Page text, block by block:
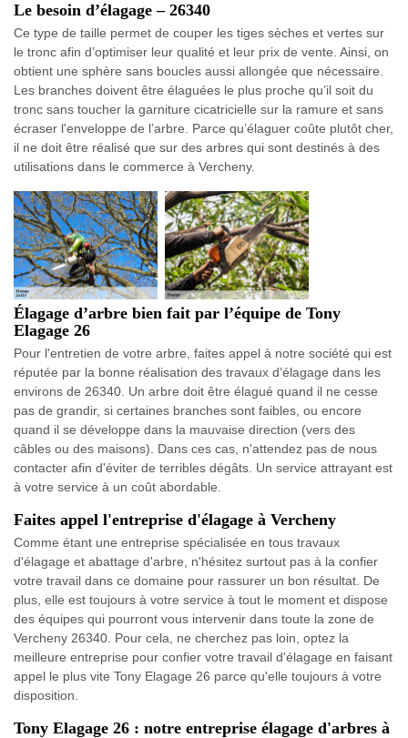
Le besoin d’élagage – 26340
Ce type de taille permet de couper les tiges sèches et vertes sur
le tronc afin d’optimiser leur qualité et leur prix de vente. Ainsi, on
obtient une sphère sans boucles aussi allongée que nécessaire.
Les branches doivent être élaguées le plus proche qu’il soit du
tronc sans toucher la garniture cicatricielle sur la ramure et sans
écraser l'enveloppe de l’arbre. Parce qu’élaguer coûte plutôt cher,
il ne doit être réalisé que sur des arbres qui sont destinés à des
utilisations dans le commerce à Vercheny.
Élagage d’arbre bien fait par l’équipe de Tony
Elagage 26
Pour l'entretien de votre arbre, faites appel à notre société qui est
réputée par la bonne réalisation des travaux d’élagage dans les
environs de 26340. Un arbre doit être élagué quand il ne cesse
pas de grandir, si certaines branches sont faibles, ou encore
quand il se développe dans la mauvaise direction (vers des
câbles ou des maisons). Dans ces cas, n'attendez pas de nous
contacter afin d'éviter de terribles dégâts. Un service attrayant est
à votre service à un coût abordable.
Faites appel l'entreprise d'élagage à Vercheny
Comme étant une entreprise spécialisée en tous travaux
d'élagage et abattage d'arbre, n'hésitez surtout pas à la confier
votre travail dans ce domaine pour rassurer un bon résultat. De
plus, elle est toujours à votre service à tout le moment et dispose
des équipes qui pourront vous intervenir dans toute la zone de
Vercheny 26340. Pour cela, ne cherchez pas loin, optez la
meilleure entreprise pour confier votre travail d'élagage en faisant
appel le plus vite Tony Elagage 26 parce qu'elle toujours à votre
disposition.
Tony Elagage 26 : notre entreprise élagage d'arbres à